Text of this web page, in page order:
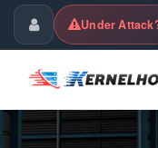
Klantenpaneel
Under